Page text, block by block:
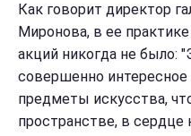
Как говорит директор
Миронова, в ее
акций никогда не было:
совершенно интересное
предметы искусства,
пространстве, в сердце